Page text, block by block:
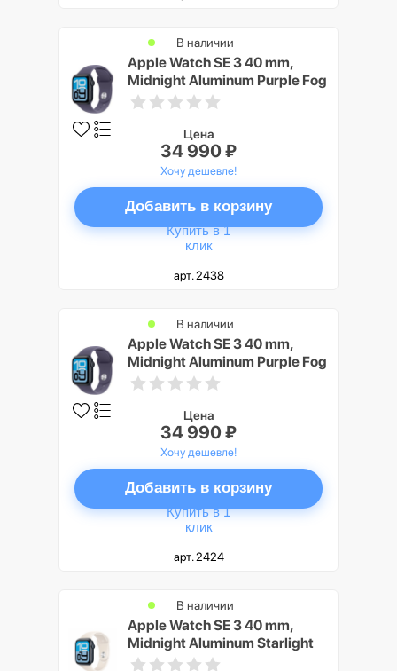
Apple Watch SE 3 40 mm,
Midnight Aluminum Purple Fog
Sport Band M/L
В наличии
Цена
34 990 ₽
Хочу дешевле!
Добавить в корзину
Купить в 1
клик
арт. 2438
Apple Watch SE 3 40 mm,
Midnight Aluminum Purple Fog
Sport Band S/M
В наличии
Цена
34 990 ₽
Хочу дешевле!
Добавить в корзину
Купить в 1
клик
арт. 2424
Apple Watch SE 3 40 mm,
Midnight Aluminum Starlight
Sport Band M/L
В наличии